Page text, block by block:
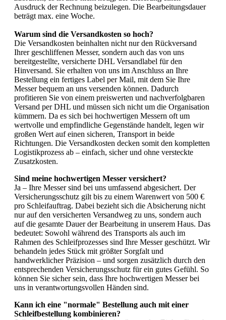
Ausdruck der Rechnung beizulegen. Die Bearbeitungsdauer
beträgt max. eine Woche.
Warum sind die Versandkosten so hoch?
Die Versandkosten beinhalten nicht nur den Rückversand
Ihrer geschliffenen Messer, sondern auch das von uns
bereitgestellte, versicherte DHL Versandlabel für den
Hinversand. Sie erhalten von uns im Anschluss an Ihre
Bestellung ein fertiges Label per Mail, mit dem Sie Ihre
Messer bequem an uns versenden können. Dadurch
profitieren Sie von einem preiswerten und nachverfolgbaren
Versand per DHL und müssen sich nicht um die Organisation
kümmern. Da es sich bei hochwertigen Messern oft um
wertvolle und empfindliche Gegenstände handelt, legen wir
großen Wert auf einen sicheren, Transport in beide
Richtungen. Die Versandkosten decken somit den kompletten
Logistikprozess ab – einfach, sicher und ohne versteckte
Zusatzkosten.
Sind meine hochwertigen Messer versichert?
Ja – Ihre Messer sind bei uns umfassend abgesichert. Der
Versicherungsschutz gilt bis zu einem Warenwert von 500 €
pro Schleifauftrag. Dabei bezieht sich die Absicherung nicht
nur auf den versicherten Versandweg zu uns, sondern auch
auf die gesamte Dauer der Bearbeitung in unserem Haus. Das
bedeutet: Sowohl während des Transports als auch im
Rahmen des Schleifprozesses sind Ihre Messer geschützt. Wir
behandeln jedes Stück mit größter Sorgfalt und
handwerklicher Präzision – und sorgen zusätzlich durch den
entsprechenden Versicherungsschutz für ein gutes Gefühl. So
können Sie sicher sein, dass Ihre hochwertigen Messer bei
uns in verantwortungsvollen Händen sind.
Kann ich eine "normale" Bestellung auch mit einer
Schleifbestellung kombinieren?